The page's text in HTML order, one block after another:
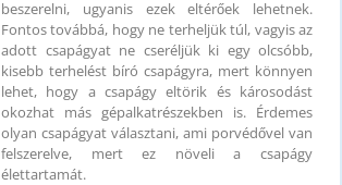
beszerelni, ugyanis ezek eltérőek lehetnek.
Fontos továbbá, hogy ne terheljük túl, vagyis az
adott csapágyat ne cseréljük ki egy olcsóbb,
kisebb terhelést bíró csapágyra, mert könnyen
lehet, hogy a csapágy eltörik és károsodást
okozhat más gépalkatrészekben is. Érdemes
olyan csapágyat választani, ami porvédővel van
felszerelve, mert ez növeli a csapágy
élettartamát.